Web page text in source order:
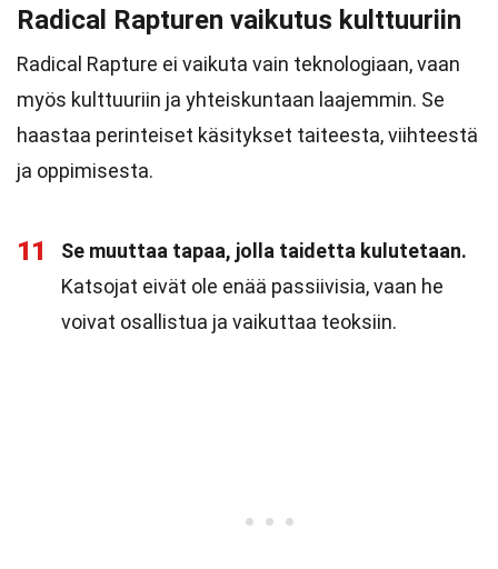
Radical Rapturen vaikutus kulttuuriin
Radical Rapture ei vaikuta vain teknologiaan, vaan
myös kulttuuriin ja yhteiskuntaan laajemmin. Se
haastaa perinteiset käsitykset taiteesta, viihteestä
ja oppimisesta.
11
Se muuttaa tapaa, jolla taidetta kulutetaan.
Katsojat eivät ole enää passiivisia, vaan he
voivat osallistua ja vaikuttaa teoksiin.